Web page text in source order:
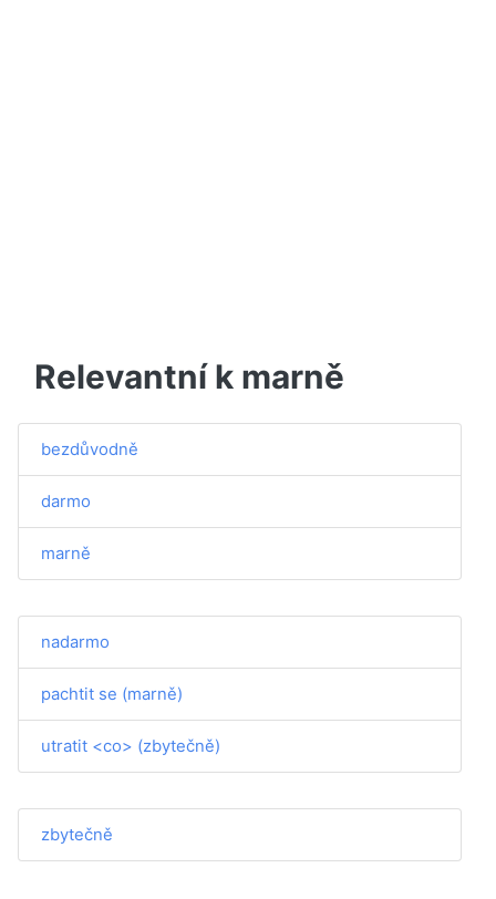
Relevantní k marně
bezdůvodně
darmo
marně
nadarmo
pachtit se (marně)
utratit <co> (zbytečně)
zbytečně